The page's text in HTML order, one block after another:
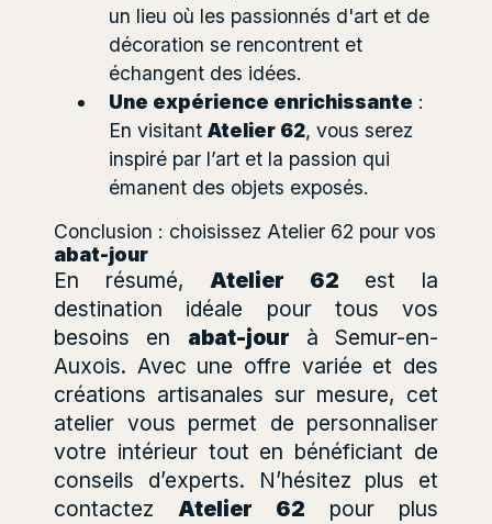
un lieu où les passionnés d'art et de
décoration se rencontrent et
échangent des idées.
Une expérience enrichissante :
En visitant Atelier 62, vous serez
inspiré par l’art et la passion qui
émanent des objets exposés.
Conclusion : choisissez Atelier 62 pour vos
abat-jour
En résumé,Atelier 62 est la
destination idéale pour tous vos
besoins en abat-jour à Semur-en-
Auxois. Avec une offre variée et des
créations artisanales sur mesure, cet
atelier vous permet de personnaliser
votre intérieur tout en bénéficiant de
conseils d’experts. N’hésitez plus et
contactez Atelier 62 pour plus